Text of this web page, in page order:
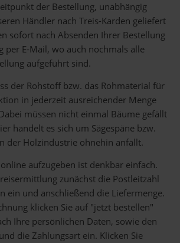
der Bestellung, unabhängig
Händler nach Treis-Karden geliefert
sofort nach Absenden Ihrer Bestellung
per E-Mail, wo auch nochmals alle
aufgeführt sind.
der Rohstoff bzw. das Rohmaterial für
in jederzeit ausreichender Menge
müssen nicht einmal Bäume gefällt
handelt es sich um Sägespäne bzw.
der Holzindustrie ohnehin anfällt.
aufzugeben ist denkbar einfach.
zunächst die Postleitzahl
ein und anschließend die Liefermenge.
klicken Sie auf "jetzt bestellen"
Ihre persönlichen Daten, sowie den
die Zahlungsart ein. Klicken Sie